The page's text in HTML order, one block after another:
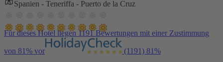
Spanien - Teneriffa - Puerto de la Cruz
Für dieses Hotel liegen 1191 Bewertungen mit einer Zustimmung
von 81% vor (1191) 81%